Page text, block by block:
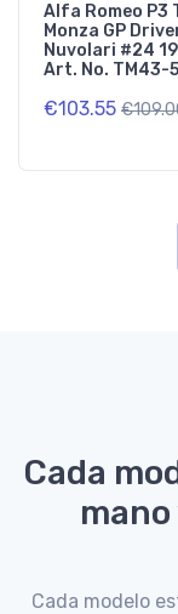
Alfa Romeo P3
Monza GP
Nuvolari #24
Art. No. TM43-
€103.55
Cada
Cada modelo